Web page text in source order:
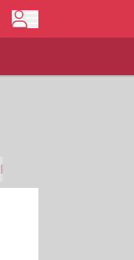
Pfnüselküste